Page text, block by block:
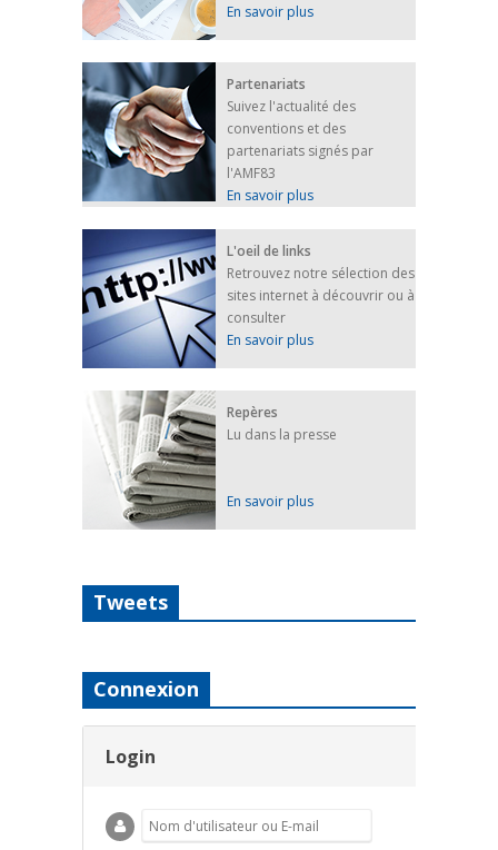
En savoir plus
Partenariats
Suivez l'actualité des
conventions et des
partenariats signés par
l'AMF83
En savoir plus
L'oeil de links
Retrouvez notre sélection des
sites internet à découvrir ou à
consulter
En savoir plus
Repères
Lu dans la presse
En savoir plus
Tweets
Connexion
Login